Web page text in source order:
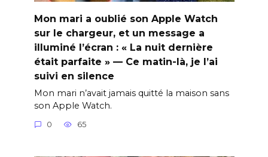
Mon mari a oublié son Apple Watch
sur le chargeur, et un message a
illuminé l’écran : « La nuit dernière
était parfaite » — Ce matin-là, je l’ai
suivi en silence
Mon mari n’avait jamais quitté la maison sans
son Apple Watch.
0 65